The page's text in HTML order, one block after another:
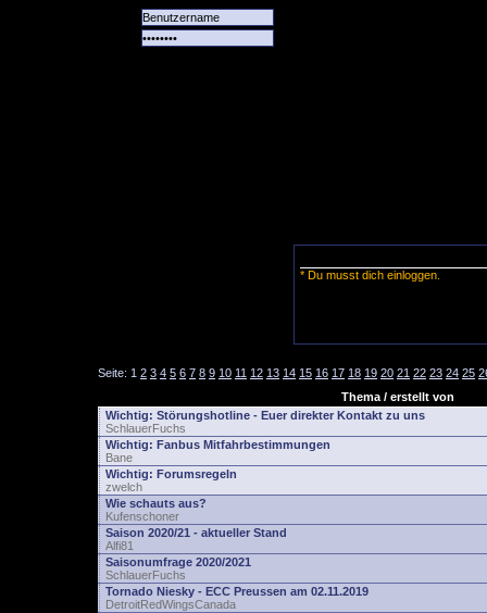
* Du musst dich einloggen.
Seite: 1 2 3 4 5 6 7 8 9 10 11 12 13 14 15 16 17 18 19 20 21 22 23 24 25
Thema / erstellt von
Wichtig: Störungshotline - Euer direkter Kontakt zu uns
SchlauerFuchs
Wichtig: Fanbus Mitfahrbestimmungen
Bane
Wichtig: Forumsregeln
zwelch
Wie schauts aus?
Kufenschoner
Saison 2020/21 - aktueller Stand
Alfi81
Saisonumfrage 2020/2021
SchlauerFuchs
Tornado Niesky - ECC Preussen am 02.11.2019
DetroitRedWingsCanada